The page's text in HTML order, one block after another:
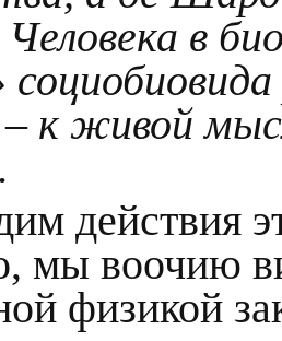
Человека в
– к живой
действия
мы воочию
физикой